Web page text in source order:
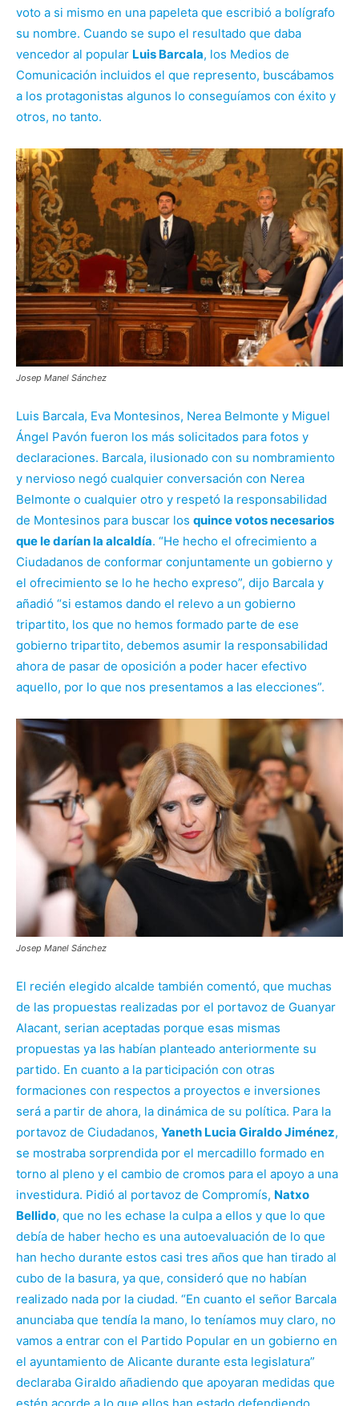
voto a si mismo en una papeleta que escribió a bolígrafo
su nombre. Cuando se supo el resultado que daba
vencedor al popular Luis Barcala, los Medios de
Comunicación incluidos el que represento, buscábamos
a los protagonistas algunos lo conseguíamos con éxito y
otros, no tanto.
Josep Manel Sánchez
Luis Barcala, Eva Montesinos, Nerea Belmonte y Miguel
Ángel Pavón fueron los más solicitados para fotos y
declaraciones. Barcala, ilusionado con su nombramiento
y nervioso negó cualquier conversación con Nerea
Belmonte o cualquier otro y respetó la responsabilidad
de Montesinos para buscar los quince votos necesarios
que le darían la alcaldía. “He hecho el ofrecimiento a
Ciudadanos de conformar conjuntamente un gobierno y
el ofrecimiento se lo he hecho expreso”, dijo Barcala y
añadió “si estamos dando el relevo a un gobierno
tripartito, los que no hemos formado parte de ese
gobierno tripartito, debemos asumir la responsabilidad
ahora de pasar de oposición a poder hacer efectivo
aquello, por lo que nos presentamos a las elecciones”.
Josep Manel Sánchez
El recién elegido alcalde también comentó, que muchas
de las propuestas realizadas por el portavoz de Guanyar
Alacant, serian aceptadas porque esas mismas
propuestas ya las habían planteado anteriormente su
partido. En cuanto a la participación con otras
formaciones con respectos a proyectos e inversiones
será a partir de ahora, la dinámica de su política. Para la
portavoz de Ciudadanos, Yaneth Lucia Giraldo Jiménez,
se mostraba sorprendida por el mercadillo formado en
torno al pleno y el cambio de cromos para el apoyo a una
investidura. Pidió al portavoz de Compromís, Natxo
Bellido, que no les echase la culpa a ellos y que lo que
debía de haber hecho es una autoevaluación de lo que
han hecho durante estos casi tres años que han tirado al
cubo de la basura, ya que, consideró que no habían
realizado nada por la ciudad. “En cuanto el señor Barcala
anunciaba que tendía la mano, lo teníamos muy claro, no
vamos a entrar con el Partido Popular en un gobierno en
el ayuntamiento de Alicante durante esta legislatura”
declaraba Giraldo añadiendo que apoyaran medidas que